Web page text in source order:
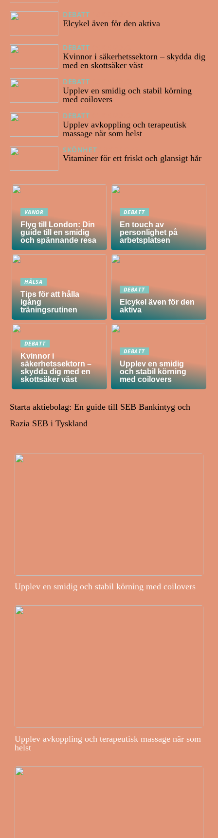
DEBATT
Elcykel även för den aktiva
DEBATT
Kvinnor i säkerhetssektorn – skydda dig
med en skottsäker väst
DEBATT
Upplev en smidig och stabil körning
med coilovers
DEBATT
Upplev avkoppling och terapeutisk
massage när som helst
SKÖNHET
Vitaminer för ett friskt och glansigt hår
VANOR
Flyg till London: Din
guide till en smidig
och spännande resa
DEBATT
En touch av
personlighet på
arbetsplatsen
HÄLSA
Tips för att hålla
igång
träningsrutinen
DEBATT
Elcykel även för den
aktiva
DEBATT
Kvinnor i
säkerhetssektorn –
skydda dig med en
skottsäker väst
DEBATT
Upplev en smidig
och stabil körning
med coilovers
Starta aktiebolag: En guide till SEB Bankintyg och
Razia SEB i Tyskland
Upplev en smidig och stabil körning med coilovers
Upplev avkoppling och terapeutisk massage när som
helst